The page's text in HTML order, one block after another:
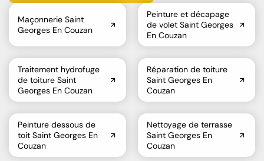
Maçonnerie Saint
Georges En Couzan
Peinture et décapage
de volet Saint Georges
En Couzan
Traitement hydrofuge
de toiture Saint
Georges En Couzan
Réparation de toiture
Saint Georges En
Couzan
Peinture dessous de
toit Saint Georges En
Couzan
Nettoyage de terrasse
Saint Georges En
Couzan